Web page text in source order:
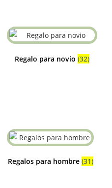
Regalo para novio (32)
Regalos para hombre (31)